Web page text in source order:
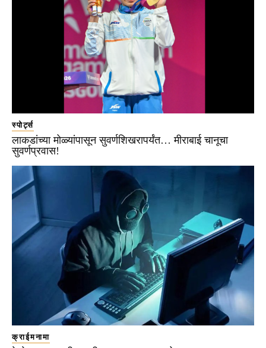
स्पोर्ट्स
लाकडांच्या मोळ्यांपासून सुवर्णशिखरापर्यंत… मीराबाई चानूचा
सुवर्णप्रवास!
क्राईमनामा